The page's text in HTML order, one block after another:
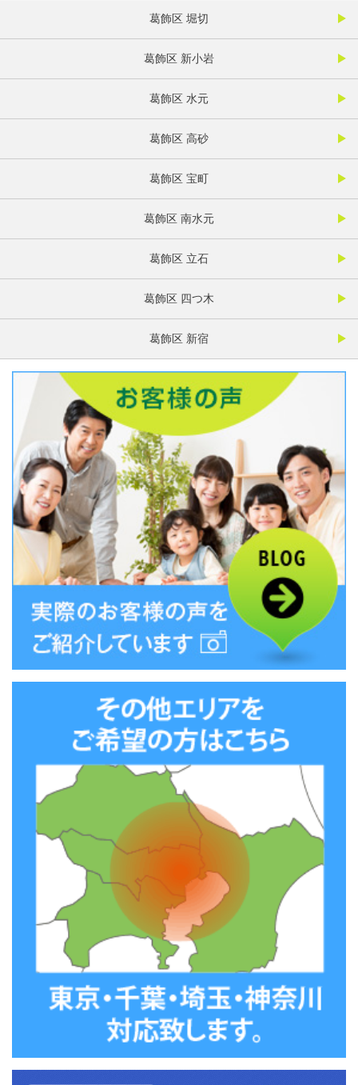
葛飾区 堀切
葛飾区 新小岩
葛飾区 水元
葛飾区 高砂
葛飾区 宝町
葛飾区 南水元
葛飾区 立石
葛飾区 四つ木
葛飾区 新宿